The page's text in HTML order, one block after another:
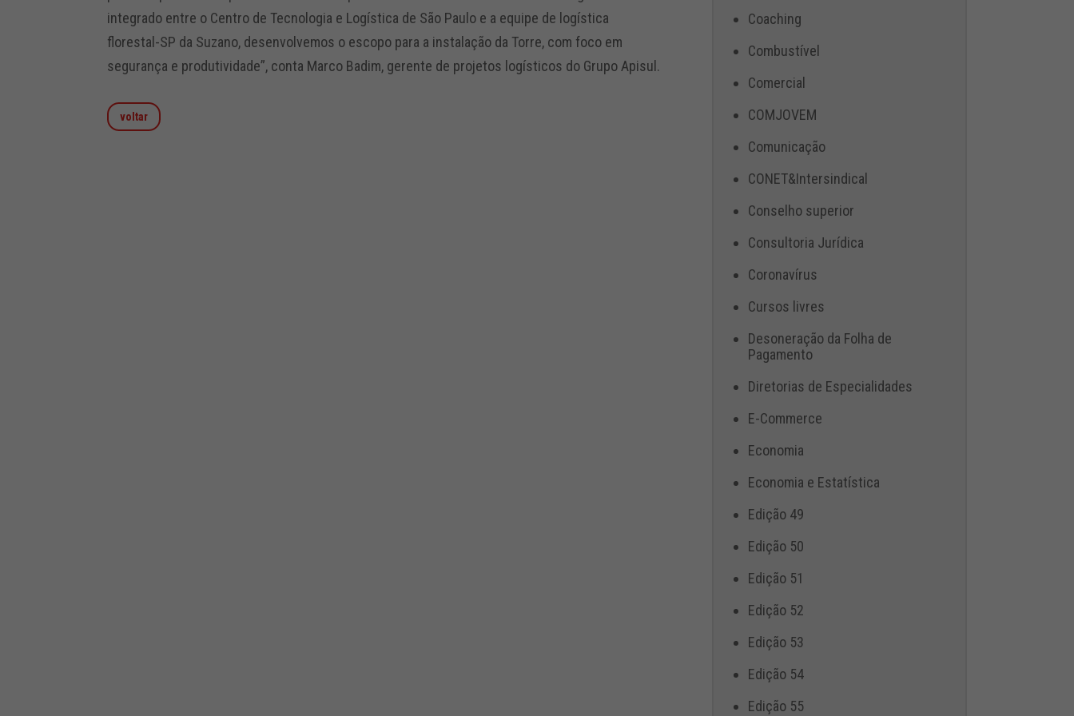
integrado entre o Centro de Tecnologia e Logística de São Paulo e a equipe de logística
florestal-SP da Suzano, desenvolvemos o escopo para a instalação da Torre, com foco em
segurança e produtividade”, conta Marco Badim, gerente de projetos logísticos do Grupo Apisul.
voltar
Coaching
Combustível
Comercial
COMJOVEM
Comunicação
CONET&Intersindical
Conselho superior
Consultoria Jurídica
Coronavírus
Cursos livres
Desoneração da Folha de
Pagamento
Diretorias de Especialidades
E-Commerce
Economia
Economia e Estatística
Edição 49
Edição 50
Edição 51
Edição 52
Edição 53
Edição 54
Edição 55